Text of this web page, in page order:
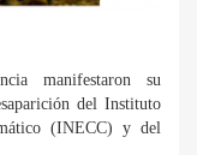
manifestaron su
del Instituto
(INECC) y del